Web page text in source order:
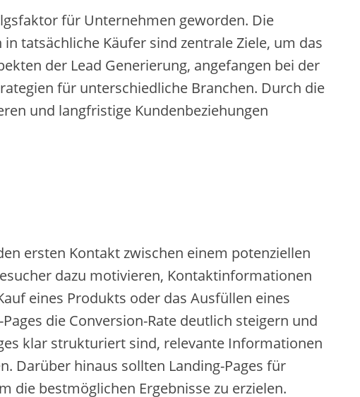
für Unternehmen geworden. Die
tatsächliche Käufer sind zentrale Ziele, um das
der Lead Generierung, angefangen bei der
für unterschiedliche Branchen. Durch die
und langfristige Kundenbeziehungen
ersten Kontakt zwischen einem potenziellen
dazu motivieren, Kontaktinformationen
eines Produkts oder das Ausfüllen eines
die Conversion-Rate deutlich steigern und
klar strukturiert sind, relevante Informationen
Darüber hinaus sollten Landing-Pages für
die bestmöglichen Ergebnisse zu erzielen.